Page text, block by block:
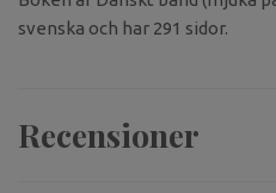
svenska och har 291 sidor.
Recensioner